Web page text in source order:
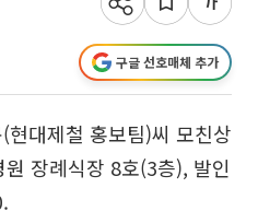
구글 선호매체 추가
대제철 홍보팀)씨 모친상
장례식장 8호(3층), 발인